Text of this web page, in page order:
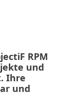
RPM
und
Ihre
und